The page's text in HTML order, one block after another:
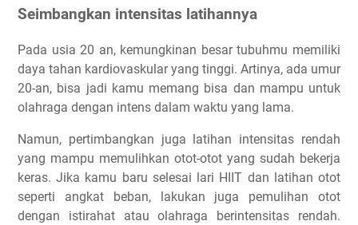
Seimbangkan intensitas latihannya
Pada usia 20 an, kemungkinan besar tubuhmu memiliki
daya tahan kardiovaskular yang tinggi. Artinya, ada umur
20-an, bisa jadi kamu memang bisa dan mampu untuk
olahraga dengan intens dalam waktu yang lama.
Namun, pertimbangkan juga latihan intensitas rendah
yang mampu memulihkan otot-otot yang sudah bekerja
keras. Jika kamu baru selesai lari HIIT dan latihan otot
seperti angkat beban, lakukan juga pemulihan otot
dengan istirahat atau olahraga berintensitas rendah.